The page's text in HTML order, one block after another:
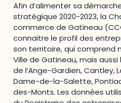
Afin d’alimenter sa
stratégique 2020-2023, la
commerce de Gatineau
connaitre le profil des
son territoire, qui comprend
Ville de Gatineau, mais
de l’Ange-Gardien, Cantley,
Dame-de-la-Salette,
des-Monts. Les données